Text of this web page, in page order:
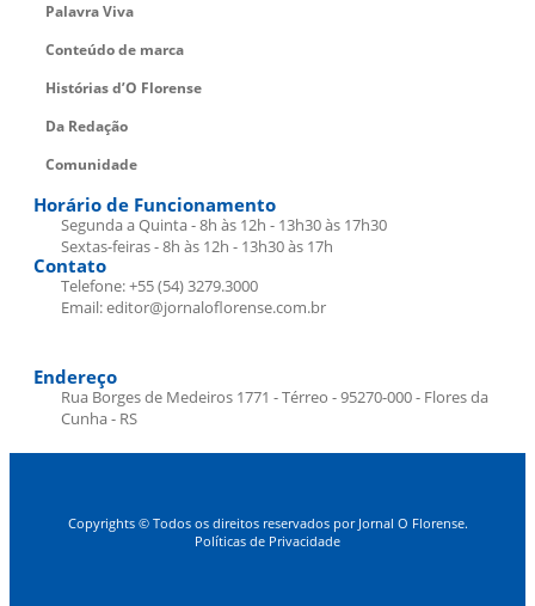
Palavra Viva
Conteúdo de marca
Histórias d’O Florense
Da Redação
Comunidade
Horário de Funcionamento
Segunda a Quinta - 8h às 12h - 13h30 às 17h30
Sextas-feiras - 8h às 12h - 13h30 às 17h
Contato
Telefone: +55 (54) 3279.3000
Email: editor@jornaloflorense.com.br
Endereço
Rua Borges de Medeiros 1771 - Térreo - 95270-000 - Flores da
Cunha - RS
Copyrights © Todos os direitos reservados por Jornal O Florense.
Políticas de Privacidade